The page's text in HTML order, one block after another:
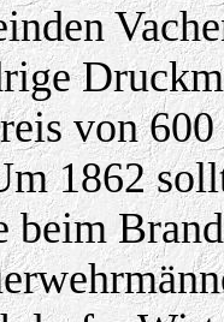
von
1862
beim